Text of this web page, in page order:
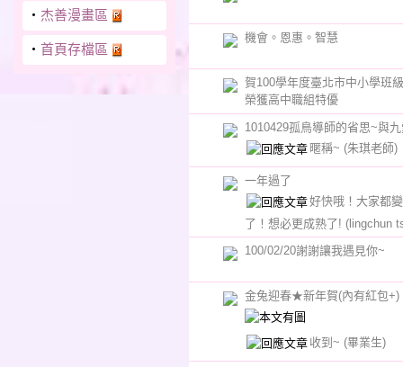
‧ 杰善漫畫區
‧ 首頁存檔區
機會。恩惠。智慧
賀100學年度臺北市中小學班
榮獲高中職組特優
1010429孤鳥導師的省思~與
暱稱~ (朱琪老師)
一年過了
好快哦！大家都
了！想必更成熟了! (lingchun
100/02/20謝謝讓我遇見你~
金兔迎春★新年賀(內有紅包+)
收到~ (畢業生)